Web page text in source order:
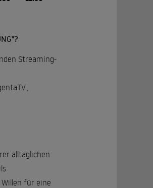
Streaming-
alltäglichen
für eine